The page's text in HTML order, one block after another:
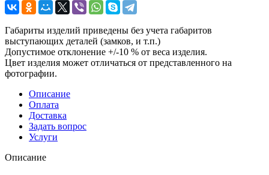
Габариты изделий приведены без учета габаритов
выступающих деталей (замков, и т.п.)
Допустимое отклонение +/-10 % от веса изделия.
Цвет изделия может отличаться от представленного на
фотографии.
Описание
Оплата
Доставка
Задать вопрос
Услуги
Описание